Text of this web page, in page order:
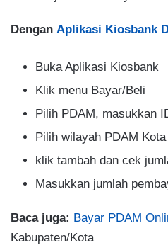
Dengan Aplikasi Kiosbank
Buka Aplikasi Kiosbank
Klik menu Bayar/Beli
Pilih PDAM, masukkan
Pilih wilayah PDAM
klik tambah dan cek
Masukkan jumlah
Baca juga: Bayar PDAM
Kabupaten/Kota